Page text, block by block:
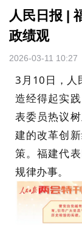
人民日报 |
政绩观
2026-03-11 10:27
3月10日，人
造经得起实
表委员热议
建的改革创
策。福建代
规律办事。